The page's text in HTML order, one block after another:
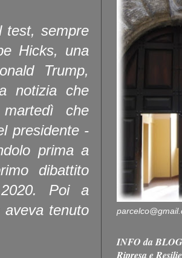
test, sempre
Hicks, una
Trump,
notizia che
che
presidente -
prima a
dibattito
Poi a
aveva tenuto
INFO da
Ripresa e